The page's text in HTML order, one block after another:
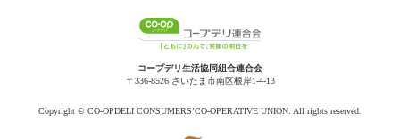
コープデリ生活協同組合連合会
〒336-8526 さいたま市南区根岸1-4-13
Copyright © CO-OPDELI CONSUMERS’CO-OPERATIVE UNION. All rights reserved.